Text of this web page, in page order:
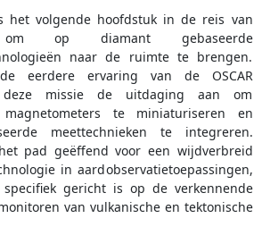
het volgende hoofdstuk in de reis van
op diamant gebaseerde
naar de ruimte te brengen.
eerdere ervaring van de OSCAR
deze missie de uitdaging aan om
magnetometers te miniaturiseren en
meettechnieken te integreren.
pad geëffend voor een wijdverbreid
in aardobservatietoepassingen,
gericht is op de verkennende
van vulkanische en tektonische